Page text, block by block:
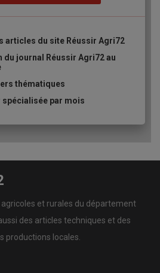
articles du site Réussir Agri72
journal Réussir Agri72 au
thématiques
spécialisée par mois
et rurales du département
des articles techniques et des
productions locales.